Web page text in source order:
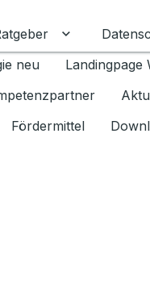
Untermenü
neu Landingpage
Fördermittel